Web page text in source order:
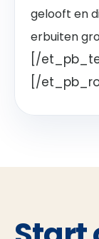
gelooft en
erbuiten
[/
[/